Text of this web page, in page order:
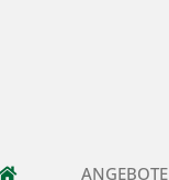
ANGEBOTE